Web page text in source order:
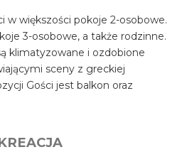
w większości pokoje 2-osobowe.
3-osobowe, a także rodzinne.
klimatyzowane i ozdobione
sceny z greckiej
Gości jest balkon oraz